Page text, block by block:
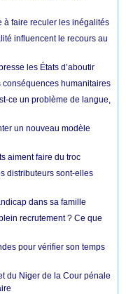
à faire reculer les inégalités
influencent le recours au
les États d’aboutir
conséquences humanitaires
ce un problème de langue,
un nouveau modèle
aiment faire du troc
distributeurs sont-elles
dans sa famille
recrutement ? Ce que
pour vérifier son temps
du Niger de la Cour pénale